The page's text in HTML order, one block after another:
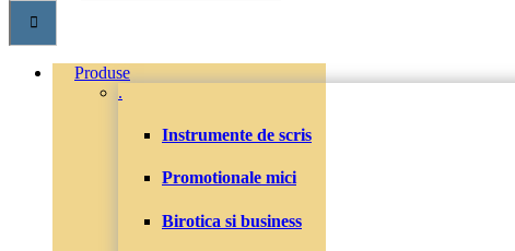
Produse
.
Instrumente de scris
Promotionale mici
Birotica si business